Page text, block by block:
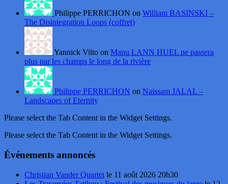
Philippe PERRICHON on William BASINSKI –
The Disintegration Loops (coffret)
Yannick Vilto on Manu LANN HUEL ne passera
plus par les champs le long de la rivière
Philippe PERRICHON on Naissam JALAL –
Landscapes of Eternity
Please select the Tab Content in the Widget Settings.
Please select the Tab Content in the Widget Settings.
Événements annoncés
Christian Vander Quartet le 11 août 2026 20h30